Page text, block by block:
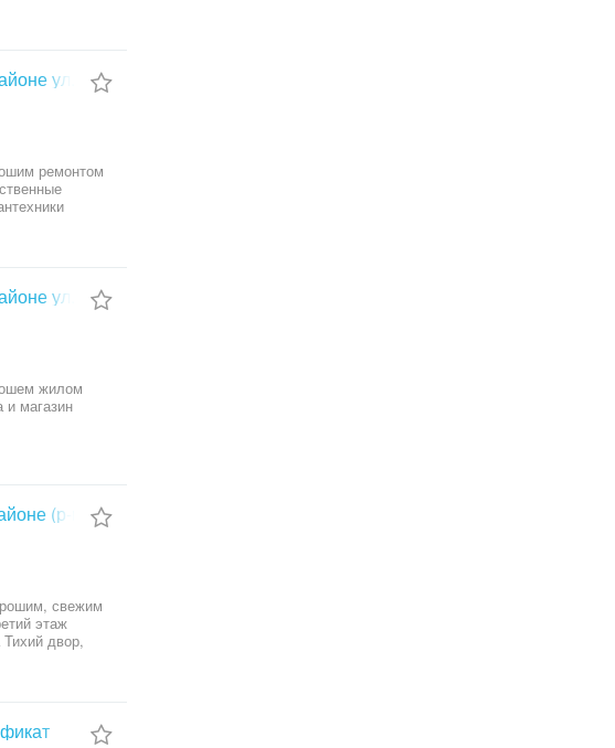
двор,
ул.Короткая (объездная)
ремонтом
ул.Короткая (объездная)
жилом
магазин
(р-н 48 школы)
свежим
этаж
двор,